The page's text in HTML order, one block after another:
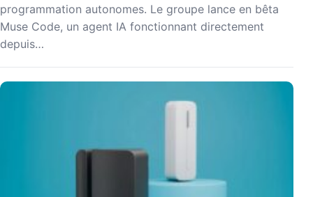
programmation autonomes. Le groupe lance en bêta
Muse Code, un agent IA fonctionnant directement
depuis…